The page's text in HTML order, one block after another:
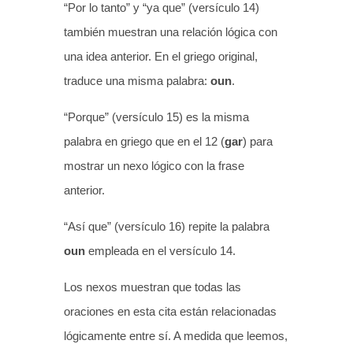
“Por lo tanto” y “ya que” (versículo 14)
también muestran una relación lógica con
una idea anterior. En el griego original,
traduce una misma palabra: oun.
“Porque” (versículo 15) es la misma
palabra en griego que en el 12 (gar) para
mostrar un nexo lógico con la frase
anterior.
“Así que” (versículo 16) repite la palabra
ounempleada en el versículo 14.
Los nexos muestran que todas las
oraciones en esta cita están relacionadas
lógicamente entre sí. A medida que leemos,